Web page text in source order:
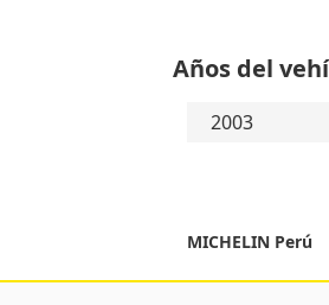
Años del
2003
MICHELIN Perú